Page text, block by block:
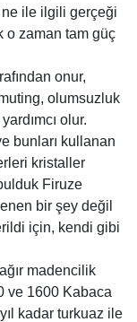
ile ilgili gerçeği
o zaman tam güç
onur,
olumsuzluk
olur.
bunları kullanan
kristaller
Firuze
bir şey değil
için, kendi gibi
madencilik
ve 1600 Kabaca
kadar turkuaz ile